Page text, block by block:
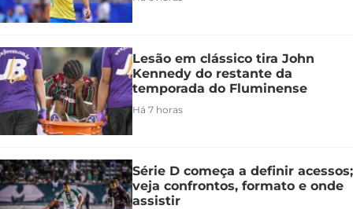
Lesão em clássico tira John
Kennedy do restante da
temporada do Fluminense
Há 7 horas
Série D começa a definir acessos;
veja confrontos, formato e onde
assistir